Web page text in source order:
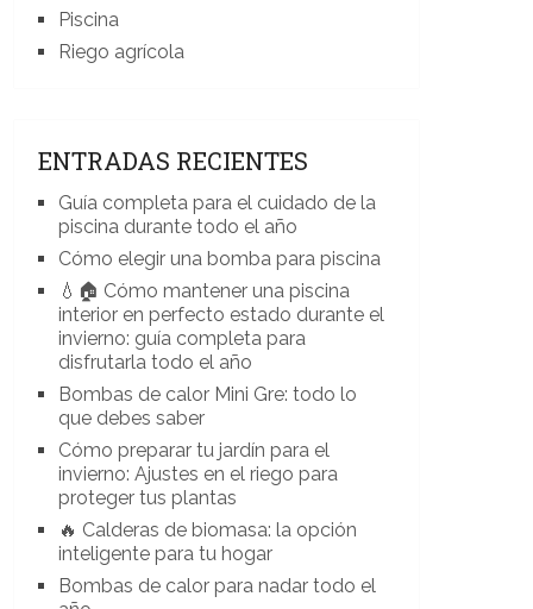
Piscina
Riego agrícola
ENTRADAS RECIENTES
Guía completa para el cuidado de la
piscina durante todo el año
Cómo elegir una bomba para piscina
💧🏠 Cómo mantener una piscina
interior en perfecto estado durante el
invierno: guía completa para
disfrutarla todo el año
Bombas de calor Mini Gre: todo lo
que debes saber
Cómo preparar tu jardín para el
invierno: Ajustes en el riego para
proteger tus plantas
🔥 Calderas de biomasa: la opción
inteligente para tu hogar
Bombas de calor para nadar todo el